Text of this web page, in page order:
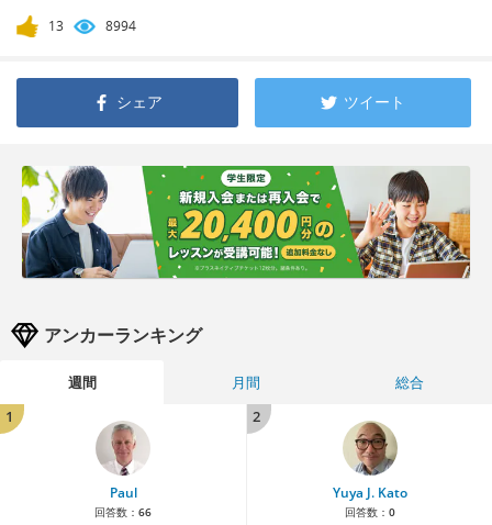
13 8994
シェア ツイート
アンカーランキング
週間 月間
総合
1
Paul
回答数： 66
2
Yuya J. Kato
回答数： 0